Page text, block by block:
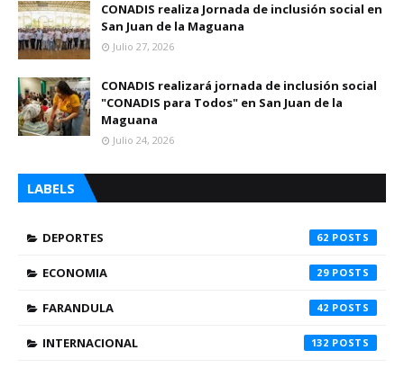
CONADIS realiza Jornada de inclusión social en
San Juan de la Maguana
Julio 27, 2026
CONADIS realizará jornada de inclusión social
"CONADIS para Todos" en San Juan de la
Maguana
Julio 24, 2026
LABELS
DEPORTES 62
ECONOMIA 29
FARANDULA 42
INTERNACIONAL 132